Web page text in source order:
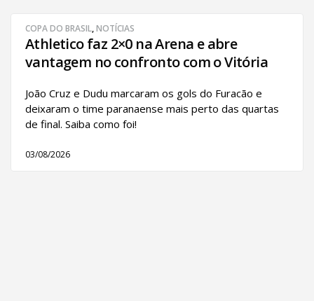
COPA DO BRASIL,NOTÍCIAS
Athletico faz 2×0 na Arena e abre
vantagem no confronto com o Vitória
João Cruz e Dudu marcaram os gols do Furacão e
deixaram o time paranaense mais perto das quartas
de final. Saiba como foi!
03/08/2026